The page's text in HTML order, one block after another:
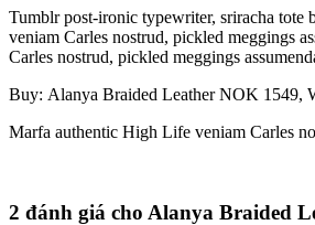
Tumblr post-ironic typewriter, sriracha
veniam Carles nostrud, pickled meggings
Carles nostrud, pickled meggings
Buy: Alanya Braided Leather NOK 1549,
Marfa authentic High Life veniam Carles
2 đánh giá cho Alanya Braided